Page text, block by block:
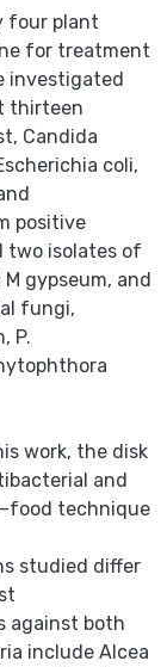
four plant
for treatment
investigated
thirteen
Candida
coli,
positive
two isolates of
gypseum, and
fungi,
P.
work, the disk
and
technique
studied differ
against both
include Alcea